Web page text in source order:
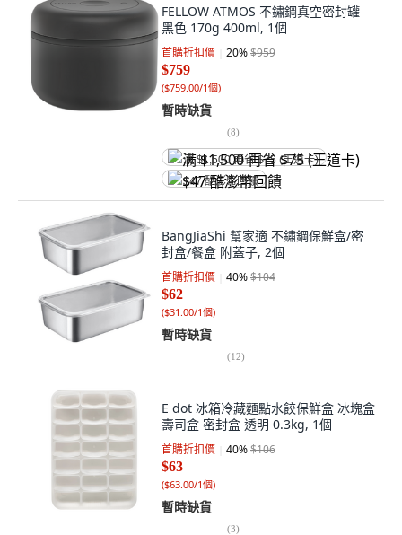
FELLOW ATMOS 不鏽鋼真空密封罐
黑色 170g 400ml, 1個
首購折扣價 20%$959
$759
($759.00/1個)
暫時缺貨
(8)
满 $1,500 再省 $75 (王道卡)
$47 酷澎幣回饋
BangJiaShi 幫家適 不鏽鋼保鮮盒/密
封盒/餐盒 附蓋子, 2個
首購折扣價 40%$104
$62
($31.00/1個)
暫時缺貨
(12)
E dot 冰箱冷藏麵點水餃保鮮盒 冰塊盒
壽司盒 密封盒 透明 0.3kg, 1個
首購折扣價 40%$106
$63
($63.00/1個)
暫時缺貨
(3)